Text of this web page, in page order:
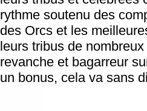
rythme soutenu des
des Orcs et les
leurs tribus de
revanche et bagarreur
un bonus, cela va sans